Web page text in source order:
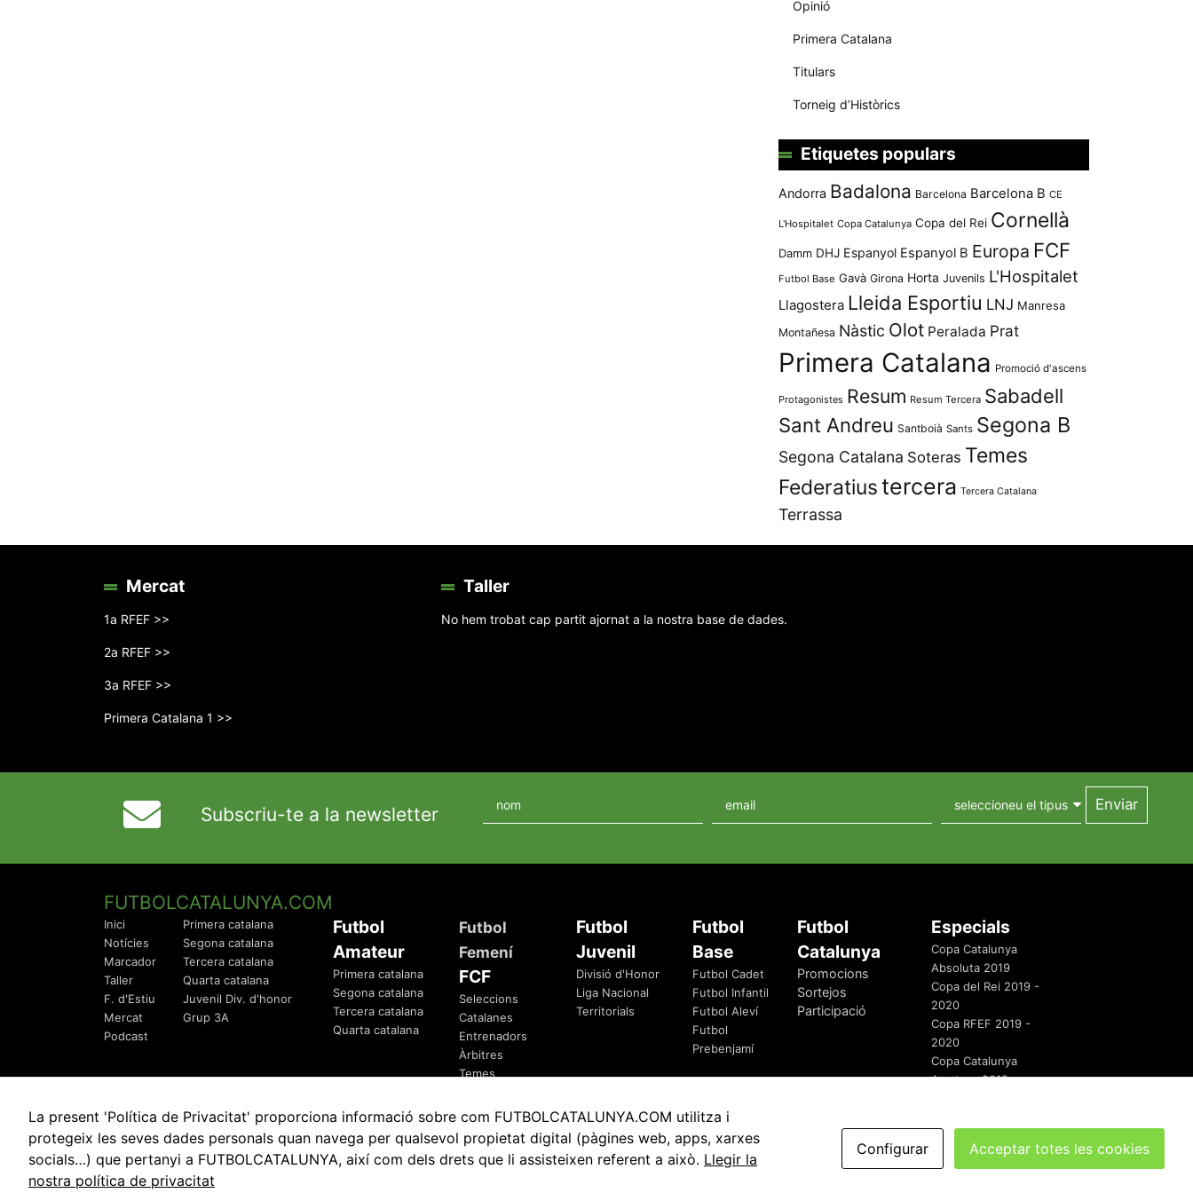
Opinió
Primera Catalana
Titulars
Torneig d’Històrics
Etiquetes populars
Andorra Badalona Barcelona Barcelona B CE
L'Hospitalet Copa Catalunya Copa del Rei Cornellà
Damm DHJ Espanyol Espanyol B Europa FCF
Futbol Base Gavà Girona Horta Juvenils L'Hospitalet
Llagostera Lleida Esportiu LNJ Manresa
Montañesa Nàstic Olot Peralada Prat
Primera Catalana Promoció d'ascens
Protagonistes Resum Resum Tercera Sabadell
Sant Andreu Santboià Sants Segona B
Segona Catalana Soteras Temes
Federatiustercera Tercera Catalana
Terrassa
Mercat
1a RFEF >>
2a RFEF >>
3a RFEF >>
Primera Catalana 1 >>
Taller
No hem trobat cap partit ajornat a la nostra base de dades.
Subscriu-te a la newsletter
FUTBOLCATALUNYA.COM
Inici
Notícies
Marcador
Taller
F. d'Estiu
Mercat
Podcast
Primera catalana
Segona catalana
Tercera catalana
Quarta catalana
Juvenil Div. d'honor
Grup 3A
Futbol
Amateur
Primera catalana
Segona catalana
Tercera catalana
Quarta catalana
Futbol
Femení
FCF
Seleccions
Catalanes
Entrenadors
Àrbitres
Temes
Futbol
Juvenil
Divisió d'Honor
Liga Nacional
Territorials
Futbol
Base
Futbol Cadet
Futbol Infantil
Futbol Aleví
Futbol
Prebenjamí
Futbol
Catalunya
Promocions
Sortejos
Participació
Especials
Copa Catalunya
Absoluta 2019
Copa del Rei 2019 -
2020
Copa RFEF 2019 -
2020
Copa Catalunya
Amateur 2019
© 2010 - 2026 FutbolCatalunya.com Avis Legal Política de Privacitat Política de Cookies redaccio@futbolcatalunya.com
La present 'Política de Privacitat' proporciona informació sobre com FUTBOLCATALUNYA.COM utilitza i
protegeix les seves dades personals quan navega per qualsevol propietat digital (pàgines web, apps, xarxes
socials…) que pertanyi a FUTBOLCATALUNYA, així com dels drets que li assisteixen referent a això. Llegir la
nostra política de privacitat
Configurar Acceptar totes les cookies